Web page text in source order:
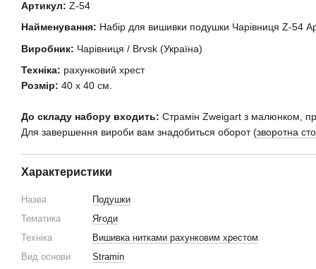
Артикул: Z-54
Найменування: Набір для вишивки подушки Чарівниця Z-54
Виробник: Чарівниця / Brvsk (Україна)
Техніка: рахунковий хрест
Розмір: 40 х 40 см.
До складу набору входить: Страмін Zweigart з малюнком,
Для завершення вироби вам знадобиться оборот(зворотна
Характеристики
Назва
Подушки
Тематика
Ягоди
Техніка
Вишивка нитками рахунковим хрестом
Вид основи
Stramin